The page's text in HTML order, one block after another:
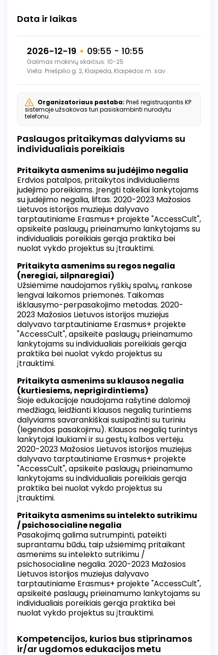
Data ir laikas
2026-12-19 09:55 - 10:55
Galimas mokinių skaičius: 10-25
Vieta: Priešpilio g. 2, Klaipėda, Klaipėdos m. sav.
Organizatoriaus pastaba: Prieš registruojantis KP
sistemoje užsakovas turi pasiskambinti nurodytu
telefonu.
Paslaugos pritaikymas dalyviams su
individualiais poreikiais
Pritaikyta asmenims su judėjimo negalia
Erdvios patalpos, pritaikytos individualiems
judėjimo poreikiams. Įrengti takeliai lankytojams
su judėjimo negalia, liftas. 2020-2023 Mažosios
Lietuvos istorijos muziejus dalyvavo
tarptautiniame Erasmus+ projekte "AccessCult",
apsikeitė paslaugų prieinamumo lankytojams su
individualiais poreikiais gerąja praktika bei
nuolat vykdo projektus su įtrauktimi.
Pritaikyta asmenims su regos negalia
(neregiai, silpnaregiai)
Užsiėmime naudojamos ryškių spalvų, rankose
lengvai laikomos priemonės. Taikomas
išklausymo-perpasakojimo metodas. 2020-
2023 Mažosios Lietuvos istorijos muziejus
dalyvavo tarptautiniame Erasmus+ projekte
"AccessCult", apsikeitė paslaugų prieinamumo
lankytojams su individualiais poreikiais gerąja
praktika bei nuolat vykdo projektus su
įtrauktimi.
Pritaikyta asmenims su klausos negalia
(kurtiesiems, neprigirdintiems)
Šioje edukacijoje naudojama rašytinė dalomoji
medžiaga, leidžianti klausos negalią turintiems
dalyviams savarankiškai susipažinti su turiniu
(legendos pasakojimu). Klausos negalią turintys
lankytojai laukiami ir su gestų kalbos vertėju.
2020-2023 Mažosios Lietuvos istorijos muziejus
dalyvavo tarptautiniame Erasmus+ projekte
"AccessCult", apsikeitė paslaugų prieinamumo
lankytojams su individualiais poreikiais gerąja
praktika bei nuolat vykdo projektus su
įtrauktimi.
Pritaikyta asmenims su intelekto sutrikimu
/ psichosocialine negalia
Pasakojimą galima sutrumpinti, pateikti
suprantamu būdu, taip užsiėmimą pritaikant
asmenims su intelekto sutrikimu /
psichosocialine negalia. 2020-2023 Mažosios
Lietuvos istorijos muziejus dalyvavo
tarptautiniame Erasmus+ projekte "AccessCult",
apsikeitė paslaugų prieinamumo lankytojams su
individualiais poreikiais gerąja praktika bei
nuolat vykdo projektus su įtrauktimi.
Kompetencijos, kurios bus stiprinamos
ir/ar ugdomos edukacijos metu